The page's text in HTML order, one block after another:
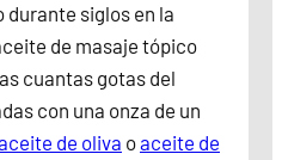
durante siglos en la
de masaje tópico
cuantas gotas del
con una onza de un
de oliva oaceite de